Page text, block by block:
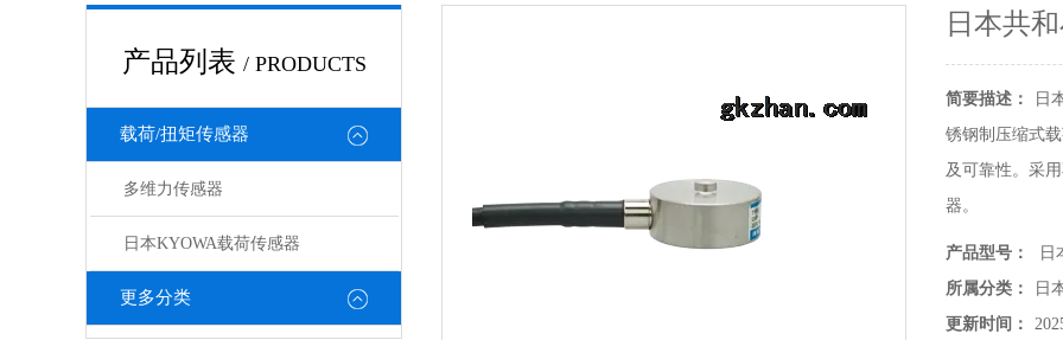
产品列表 / PRODUCTS
载荷/扭矩传感器
多维力传感器
日本KYOWA载荷传感器
更多分类
日本共
简要描述：
日
锈钢制压缩式
及可靠性。采
器。
额定容量：
直径：50mm；
非线性：
产品型号：
日
所属分类：
日
更新时间：